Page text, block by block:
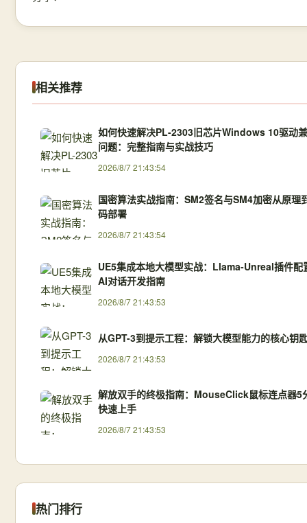
相关推荐
如何快速解决PL-2303旧芯片Windows 10驱动
问题：完整指南与实战技巧
2026/8/7 21:43:54
国密算法实战指南：SM2签名与SM4加密从原理
码部署
2026/8/7 21:43:54
UE5集成本地大模型实战：Llama-Unreal插件配
AI对话开发指南
2026/8/7 21:43:53
从GPT-3到提示工程：解锁大模型能力的核心钥
2026/8/7 21:43:53
解放双手的终极指南：MouseClick鼠标连点器5
快速上手
2026/8/7 21:43:53
热门排行